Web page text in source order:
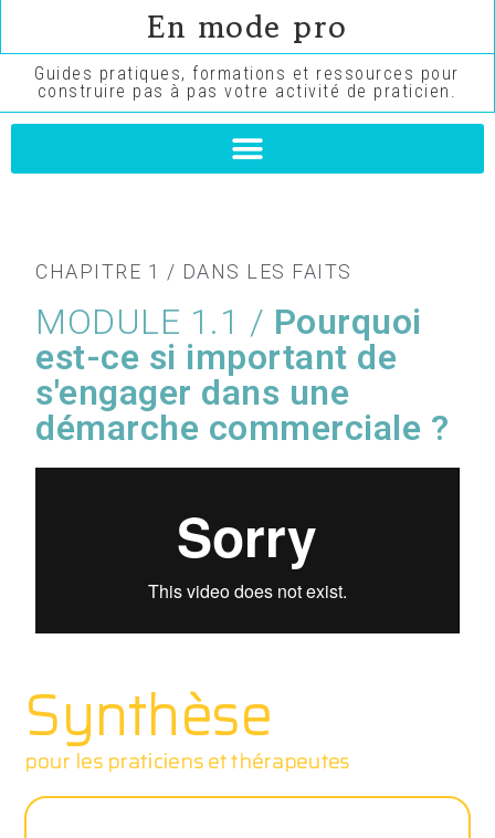
En mode pro
Guides pratiques, formations et ressources pour
construire pas à pas votre activité de praticien.
CHAPITRE 1 / DANS LES FAITS
MODULE 1.1 / Pourquoi
est-ce si important de
s'engager dans une
démarche commerciale ?
Synthèse
pour les praticiens et thérapeutes